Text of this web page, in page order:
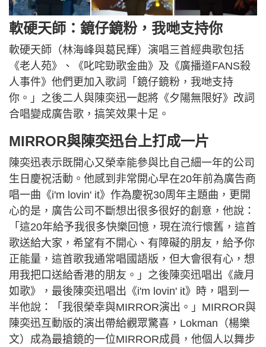
軟硬天師：鏡仔鏡粉，我哋支持你
軟硬天師（林海峰與葛民輝）演唱三首經典歌包括
《老人苑》、《叱咤勁歌金曲》及《廣播道FANS殺
人事件》他們更加入歌詞「鏡仔鏡粉，我哋支持
你。」之後二人與陳奕迅一起將《夕陽無限好》改詞
合唱變成廣告歌，搞笑效果十足。
MIRROR與陳奕迅台上打成一片
陳奕迅表示既開心又榮幸能參與比自己細一年的公司
生日慶祝活動。他感到非常開心早在20年前為廣告商
唱一曲《i'm lovin' it》作為慶祝30周年主題曲，更開
心的是，廣告公司不斷想出很多很好的創意，他說：
「這20年給予我很多快樂回憶，現在流行懷舊，這首
歌送給大家，希望有不開心、有障礙的朋友，給予你
正能量，這首歌我通常唱國語版，但大會很有心，想
用我把口送給香港的朋友。」之後陳奕迅唱出《歲月
如歌》，最後陳奕迅唱出《i'm lovin' it》時，唱到一
半他說：「我很榮幸與MIRROR演出。」MIRROR與
陳奕迅互動版的演出帶給觀眾驚喜，Lokman（楊樂
文）成為最搶鏡的一位MIRROR成員，他個人以舞步